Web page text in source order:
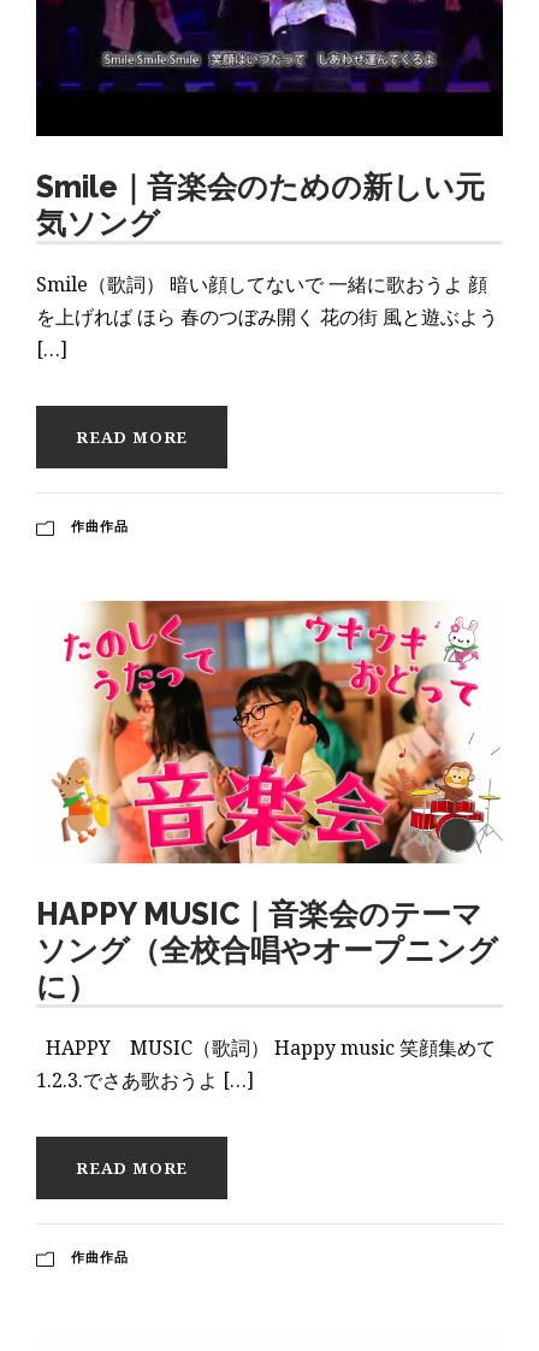
Smile｜音楽会のための新しい元
気ソング
Smile（歌詞） 暗い顔してないで 一緒に歌おうよ 顔
を上げれば ほら 春のつぼみ開く 花の街 風と遊ぶよう
[…]
READ MORE
作曲作品
HAPPY MUSIC｜音楽会のテーマ
ソング（全校合唱やオープニング
に）
HAPPY MUSIC（歌詞） Happy music 笑顔集めて
1.2.3.でさあ歌おうよ […]
READ MORE
作曲作品